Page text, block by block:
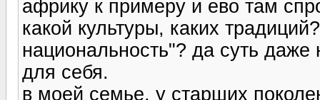
африку к примеру и ево там
какой культуры, каких
национальность"? да суть даже
для себя.
в моей семье, у старших